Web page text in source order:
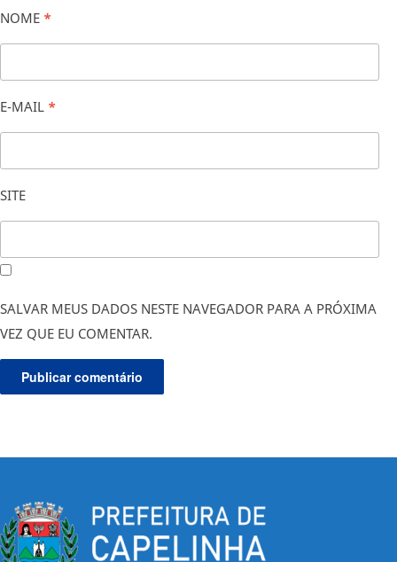
NOME *
E-MAIL *
SITE
SALVAR MEUS DADOS NESTE NAVEGADOR PARA A PRÓXIMA
VEZ QUE EU COMENTAR.